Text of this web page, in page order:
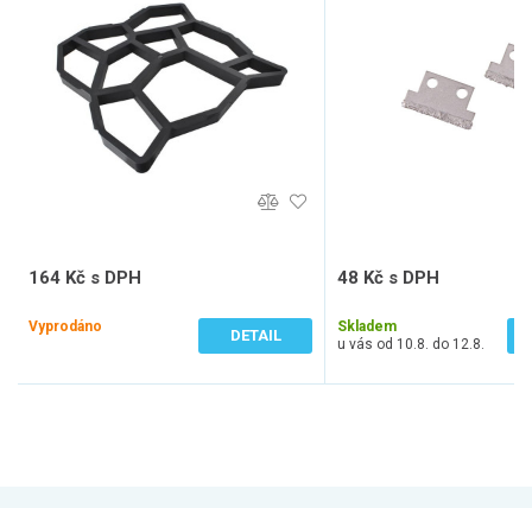
164 Kč s DPH
Vyprodáno
DETAIL
48 Kč s DPH
Skladem
u vás od 10.8. do 12.8.